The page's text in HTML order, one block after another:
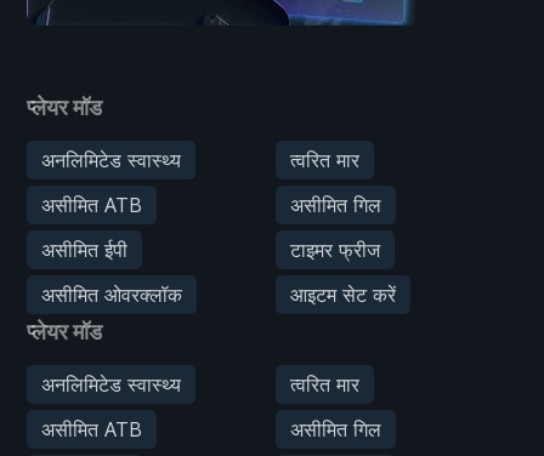
प्लेयर मॉड
अनलिमिटेड स्वास्थ्य
त्वरित मार
असीमित ATB
असीमित गिल
असीमित ईपी
टाइमर फ्रीज
असीमित ओवरक्लॉक
आइटम सेट करें
प्लेयर मॉड
अनलिमिटेड स्वास्थ्य
त्वरित मार
असीमित ATB
असीमित गिल